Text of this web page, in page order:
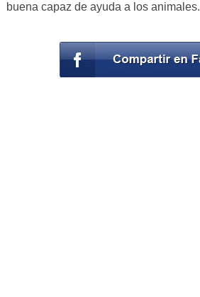
buena capaz de ayuda a los animales.